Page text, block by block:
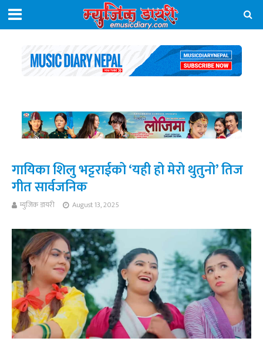
गायिका शिलु भट्टराईको ‘यही हो मेरो थुतुनो’ तिज
गीत सार्वजनिक
म्युजिक डायरी August 13, 2025